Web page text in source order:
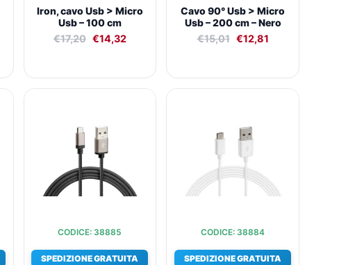
Iron, cavo Usb > Micro
Usb – 100 cm
€17,20 €14,32
Cavo 90° Usb > Micro
Usb – 200 cm – Nero
€15,01 €12,81
CODICE: 38885
SPEDIZIONE GRATUITA
era:
€12,57.
CODICE: 38884
SPEDIZIONE GRATUITA
era:
€11,59.